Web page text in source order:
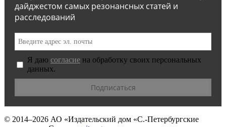
дайджестом самых резонансных статей и
расследований
Я даю согласие на обработку своих персональных
данных.
© 2014–2026 АО «Издательский дом «С.-Петербургские